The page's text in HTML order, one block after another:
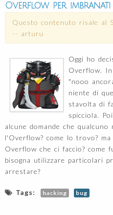
Overflow per imbranati
Questo contenuto risale al
-- arturu
Oggi ho
Overflow.
"nooo
niente di
stavolta di
spicciola.
alcune domande che
l'Overflow? come lo trovo?
Overflow che ci faccio? come
bisogna utilizzare particolari
arrestare?
Tags: hacking bug